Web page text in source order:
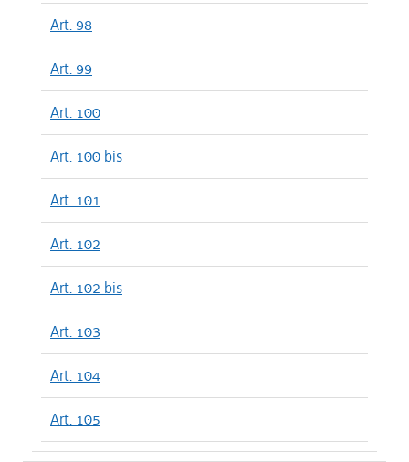
Art. 98
Art. 99
Art. 100
Art. 100 bis
Art. 101
Art. 102
Art. 102 bis
Art. 103
Art. 104
Art. 105